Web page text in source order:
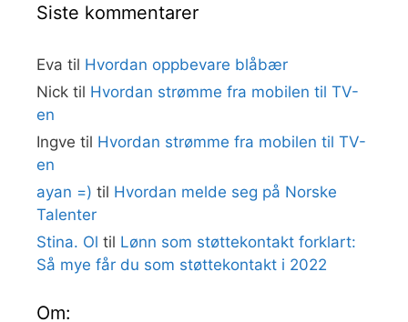
Siste kommentarer
Eva til Hvordan oppbevare blåbær
Nick til Hvordan strømme fra mobilen til TV-
en
Ingve til Hvordan strømme fra mobilen til TV-
en
ayan =) til Hvordan melde seg på Norske
Talenter
Stina. Ol til Lønn som støttekontakt forklart:
Så mye får du som støttekontakt i 2022
Om: